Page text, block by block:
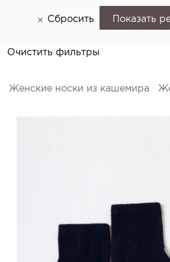
Сбросить Показать
Очистить фильтры
Женские носки из кашемира